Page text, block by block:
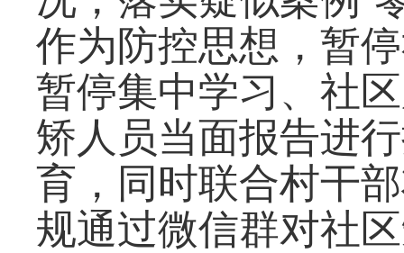
作为防控思想，暂
暂停集中学习、社
矫人员当面报告进
育，同时联合村干
规通过微信群对社